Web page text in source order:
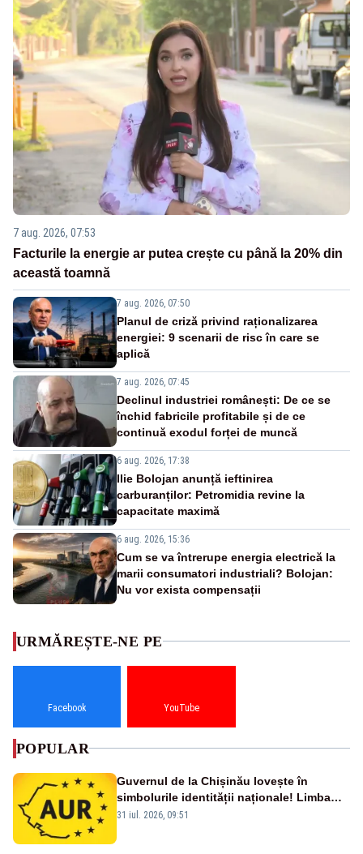
7 aug. 2026, 07:53
Facturile la energie ar putea crește cu până la 20% din
această toamnă
7 aug. 2026, 07:50
Planul de criză privind raționalizarea
energiei: 9 scenarii de risc în care se
aplică
7 aug. 2026, 07:45
Declinul industriei românești: De ce se
închid fabricile profitabile și de ce
continuă exodul forței de muncă
6 aug. 2026, 17:38
Ilie Bolojan anunță ieftinirea
carburanților: Petromidia revine la
capacitate maximă
6 aug. 2026, 15:36
Cum se va întrerupe energia electrică la
marii consumatori industriali? Bolojan:
Nu vor exista compensații
URMĂREȘTE-NE PE
Facebook YouTube
POPULAR
Guvernul de la Chișinău lovește în
simbolurile identității naționale! Limba
română nu se economisește! Limba
31 iul. 2026, 09:51